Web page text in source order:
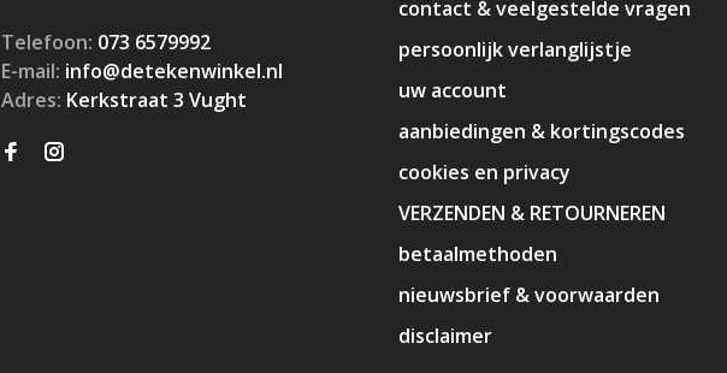
Telefoon: 073 6579992
E-mail: info@detekenwinkel.nl
Adres: Kerkstraat 3 Vught
contact & veelgestelde vragen
persoonlijk verlanglijstje
uw account
aanbiedingen & kortingscodes
cookies en privacy
VERZENDEN & RETOURNEREN
betaalmethoden
nieuwsbrief & voorwaarden
disclaimer